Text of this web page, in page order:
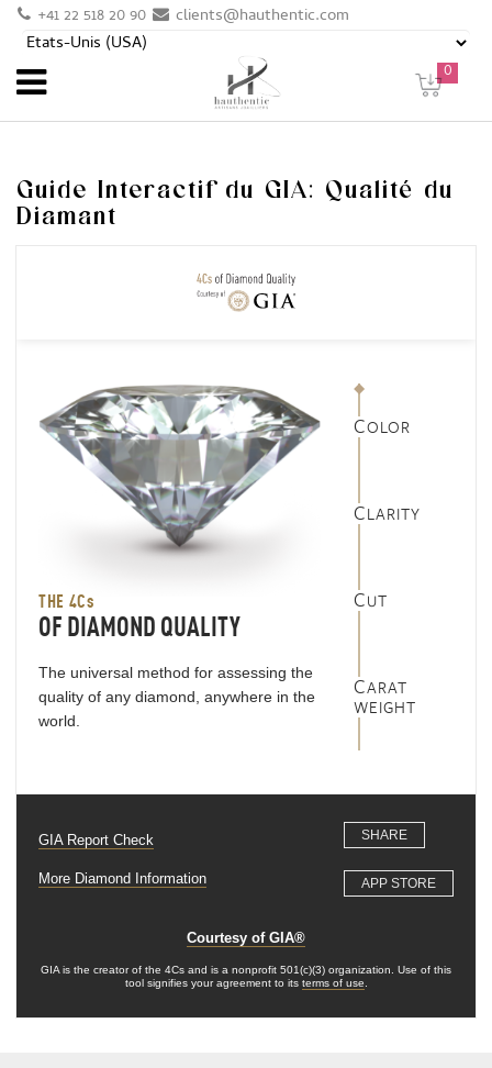
+41 22 518 20 90 clients@hauthentic.com
0
Guide Interactif du GIA: Qualité du
Diamant